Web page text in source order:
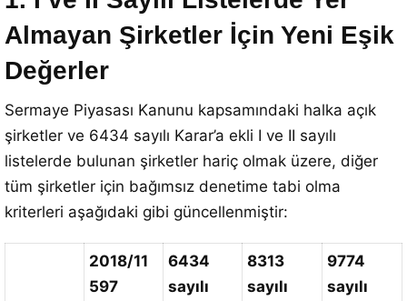
Almayan Şirketler İçin Yeni Eşik
Değerler
Sermaye Piyasası Kanunu kapsamındaki halka açık
şirketler ve 6434 sayılı Karar’a ekli I ve II sayılı
listelerde bulunan şirketler hariç olmak üzere, diğer
tüm şirketler için bağımsız denetime tabi olma
kriterleri aşağıdaki gibi güncellenmiştir:
2018/11
597
6434
sayılı
8313
sayılı
9774
sayılı